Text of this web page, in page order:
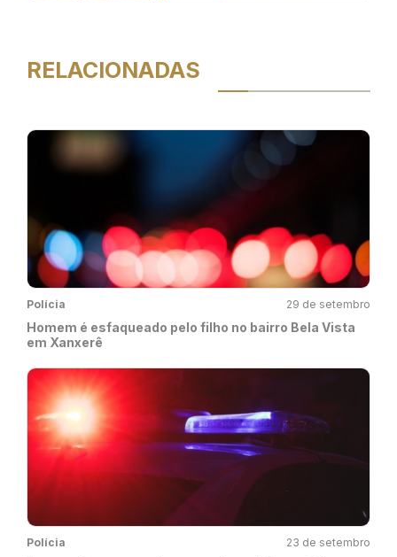
RELACIONADAS
Polícia 29 de setembro
Homem é esfaqueado pelo filho no bairro Bela Vista
em Xanxerê
Polícia 23 de setembro